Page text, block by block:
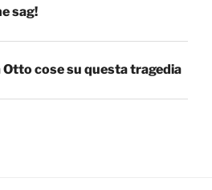
sag!
Otto cose su questa tragedia